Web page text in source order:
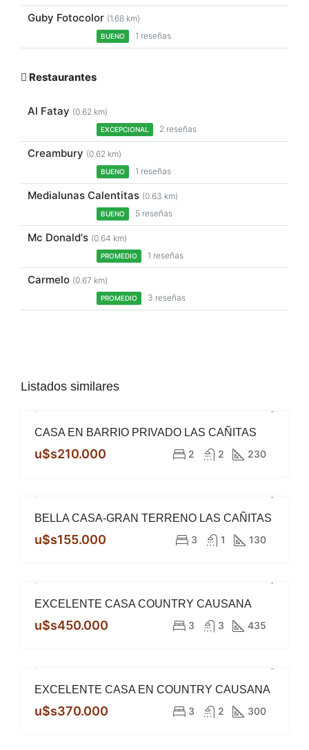
Guby Fotocolor (1.68 km)
BUENO 1 reseñas
Restaurantes
Al Fatay (0.62 km)
EXCEPCIONAL 2 reseñas
Creambury (0.62 km)
BUENO 1 reseñas
Medialunas Calentitas (0.63 km)
BUENO 5 reseñas
Mc Donald's (0.64 km)
PROMEDIO 1 reseñas
Carmelo (0.67 km)
PROMEDIO 3 reseñas
Listados similares
DESTACADO VENTA
CASA EN BARRIO PRIVADO LAS CAÑITAS
u$s210.000 2 2 230
DESTACADO VENDIDO
BELLA CASA-GRAN TERRENO LAS CAÑITAS
u$s155.000 3 1 130
DESTACADO VENTA
EXCELENTE CASA COUNTRY CAUSANA
u$s450.000 3 3 435
DESTACADO VENTA ESCRITURA
EXCELENTE CASA EN COUNTRY CAUSANA
u$s370.000 3 2 300